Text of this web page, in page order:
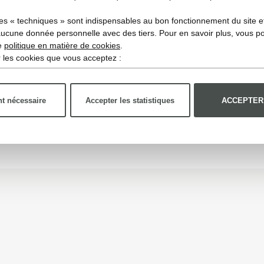
« techniques » sont indispensables au bon fonctionnement du site
donnée personnelle avec des tiers. Pour en savoir plus, vous
politique en matière de cookies.
les cookies que vous acceptez :
nécessaire Accepter les statistiques